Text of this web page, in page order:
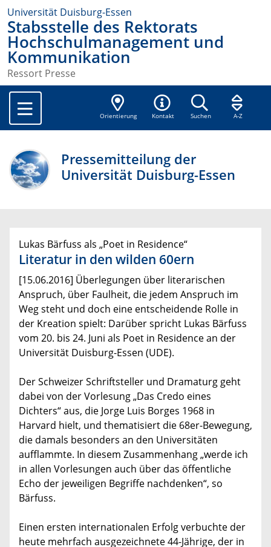
Universität Duisburg-Essen
Stabsstelle des Rektorats
Hochschulmanagement und
Kommunikation
Ressort Presse
Orientierung Kontakt Suchen A-Z
Pressemitteilung der
Universität Duisburg-Essen
Lukas Bärfuss als „Poet in Residence“
Literatur in den wilden 60ern
[15.06.2016] Überlegungen über literarischen
Anspruch, über Faulheit, die jedem Anspruch im
Weg steht und doch eine entscheidende Rolle in
der Kreation spielt: Darüber spricht Lukas Bärfuss
vom 20. bis 24. Juni als Poet in Residence an der
Universität Duisburg-Essen (UDE).
Der Schweizer Schriftsteller und Dramaturg geht
dabei von der Vorlesung „Das Credo eines
Dichters“ aus, die Jorge Luis Borges 1968 in
Harvard hielt, und thematisiert die 68er-Bewegung,
die damals besonders an den Universitäten
aufflammte. In diesem Zusammenhang „werde ich
in allen Vorlesungen auch über das öffentliche
Echo der jeweiligen Begriffe nachdenken“, so
Bärfuss.
Einen ersten internationalen Erfolg verbuchte der
heute mehrfach ausgezeichnete 44-Jährige, der in